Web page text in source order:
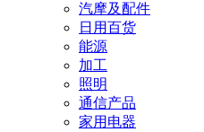
汽摩及配件
日用百货
能源
加工
照明
通信产品
家用电器